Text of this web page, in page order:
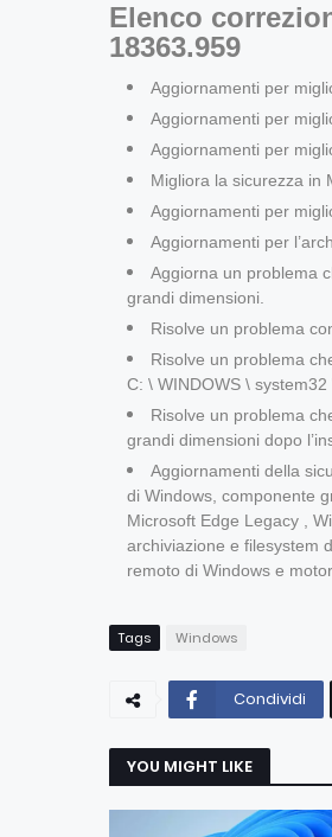
Elenco
18363.959
Aggiornamenti per
Aggiornamenti per
Aggiornamenti per
Migliora la sicurezza in
Aggiornamenti per
Aggiornamenti per
Aggiorna un problema
grandi dimensioni.
Risolve un problema
Risolve un problema
C: \ WINDOWS \
Risolve un problema
grandi dimensioni dopo
Aggiornamenti della
di Windows, componente
Microsoft Edge Legacy ,
archiviazione e filesystem
remoto di Windows e
Tags Windows
Condividi
YOU MIGHT LIKE